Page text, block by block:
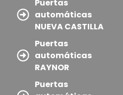
Puertas
automáticas
NUEVA CASTILLA
Puertas
automáticas
RAYNOR
Puertas